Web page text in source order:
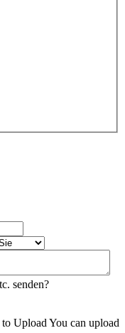
senden?
to Upload You can upload